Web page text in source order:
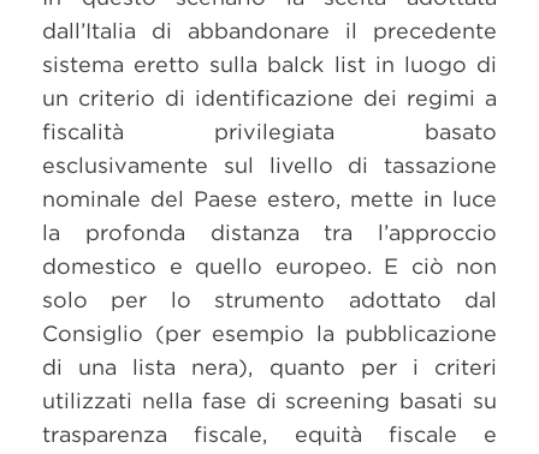
dall’Italia di abbandonare il precedente
sistema eretto sulla balck list in luogo di
un criterio di identificazione dei regimi a
fiscalità privilegiata basato
esclusivamente sul livello di tassazione
nominale del Paese estero, mette in luce
la profonda distanza tra l’approccio
domestico e quello europeo. E ciò non
solo per lo strumento adottato dal
Consiglio (per esempio la pubblicazione
di una lista nera), quanto per i criteri
utilizzati nella fase di screening basati su
trasparenza fiscale, equità fiscale e